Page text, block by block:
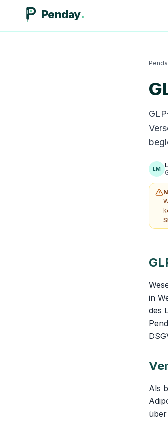
Penday
LM
in
des
Als